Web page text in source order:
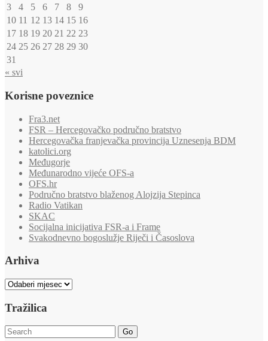
3
4 5 6 7 8
9
10 11 12 13 14 15 16
17 18 19 20 21 22 23
24 25 26 27 28 29 30
31
« svi
Korisne poveznice
Fra3.net
FSR – Hercegovačko područno bratstvo
Hercegovačka franjevačka provincija Uznesenja BDM
katolici.org
Međugorje
Međunarodno vijeće OFS-a
OFS.hr
Područno bratstvo blaženog Alojzija Stepinca
Radio Vatikan
SKAC
Socijalna inicijativa FSR-a i Frame
Svakodnevno bogoslužje Riječi i Časoslova
Arhiva
Arhiva
Tražilica
Go